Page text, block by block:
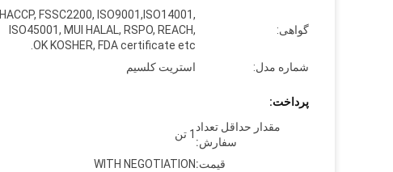
گواهی:
HACCP, FSSC2200, ISO9001,ISO14001,
ISO45001, MUI HALAL, RSPO, REACH,
OK KOSHER, FDA certificate etc.
شماره مدل:
استریت کلسیم
پرداخت:
مقدار حداقل تعداد
سفارش:
1 تن
قیمت:WITH NEGOTIATION